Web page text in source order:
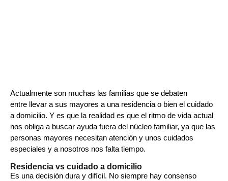
Actualmente son muchas las familias que se debaten
entre
llevar a sus mayores a una residencia o bien el cuidado
a domicilio. Y es que la realidad es que el ritmo de vida actual
nos obliga a buscar ayuda fuera del núcleo familiar, ya que las
personas mayores necesitan atención y unos cuidados
especiales y a nosotros nos falta tiempo.
Residencia vs cuidado a domicilio
Es una decisión dura y difícil. No siempre hay consenso